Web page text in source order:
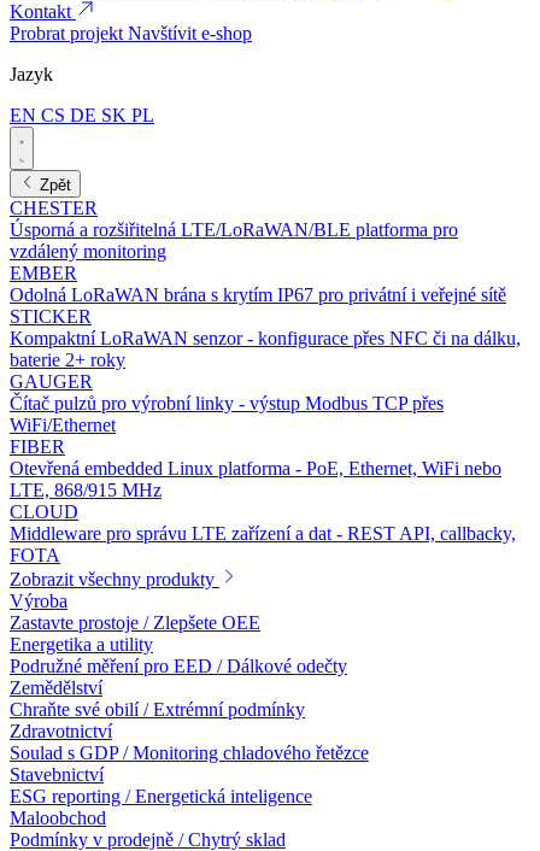
Kontakt
Probrat projektNavštívit e-shop
Jazyk
EN CS DE SK PL
Zpět
CHESTER
Úsporná a rozšiřitelná LTE/LoRaWAN/BLE platforma pro
vzdálený monitoring
EMBER
Odolná LoRaWAN brána s krytím IP67 pro privátní i veřejné sítě
STICKER
Kompaktní LoRaWAN senzor - konfigurace přes NFC či na dálku,
baterie 2+ roky
GAUGER
Čítač pulzů pro výrobní linky - výstup Modbus TCP přes
WiFi/Ethernet
FIBER
Otevřená embedded Linux platforma - PoE, Ethernet, WiFi nebo
LTE, 868/915 MHz
CLOUD
Middleware pro správu LTE zařízení a dat - REST API, callbacky,
FOTA
Zobrazit všechny produkty
Výroba
Zastavte prostoje / Zlepšete OEE
Energetika a utility
Podružné měření pro EED / Dálkové odečty
Zemědělství
Chraňte své obilí / Extrémní podmínky
Zdravotnictví
Soulad s GDP / Monitoring chladového řetězce
Stavebnictví
ESG reporting / Energetická inteligence
Maloobchod
Podmínky v prodejně / Chytrý sklad